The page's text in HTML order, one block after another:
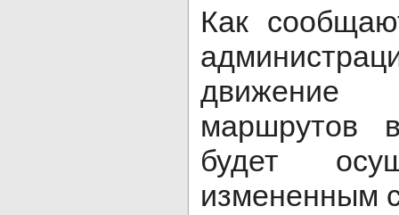
Как
движение
маршрутов
будет
измененным